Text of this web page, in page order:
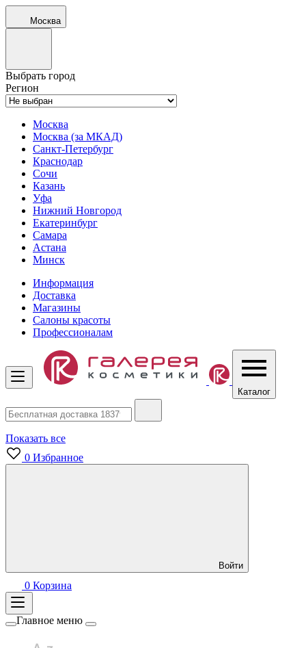
Москва
Выбрать город
Регион
Москва
Москва (за МКАД)
Санкт-Петербург
Краснодар
Сочи
Казань
Уфа
Нижний Новгород
Екатеринбург
Самара
Астана
Минск
Информация
Доставка
Магазины
Салоны красоты
Профессионалам
Каталог
Показать все
0 Избранное
Войти
0 Корзина
Главное меню